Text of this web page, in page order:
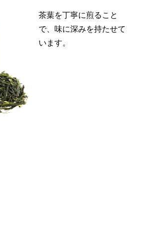
茶葉を丁寧に煎ること
で、味に深みを持たせて
います。